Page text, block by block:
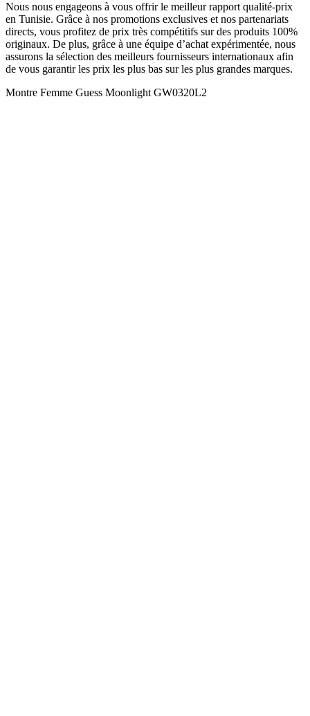
Nous nous engageons à vous offrir le meilleur rapport qualité-prix
en Tunisie. Grâce à nos promotions exclusives et nos partenariats
directs, vous profitez de prix très compétitifs sur des produits 100%
originaux. De plus, grâce à une équipe d’achat expérimentée, nous
assurons la sélection des meilleurs fournisseurs internationaux afin
de vous garantir les prix les plus bas sur les plus grandes marques.
Montre Femme Guess Moonlight GW0320L2